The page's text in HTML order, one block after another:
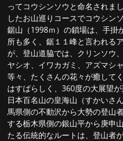
ってコウシンソウと命名されま
したお山巡りコースでコウシン
鋸山（1998ｍ）の鎖場は、手掛
所も多く、鋸１１峰と言われる
が、登山道脇では、クリンソウ
ヤシオ、イワカガミ、アズマシ
等々、たくさんの花々が癒して
はすばらしく、360度の大展望が
日本百名山の皇海山（すかいさ
馬県側の不動沢から大勢の登山
する栃木県側の銀山平から庚申
たる伝統的なルートは、登山者